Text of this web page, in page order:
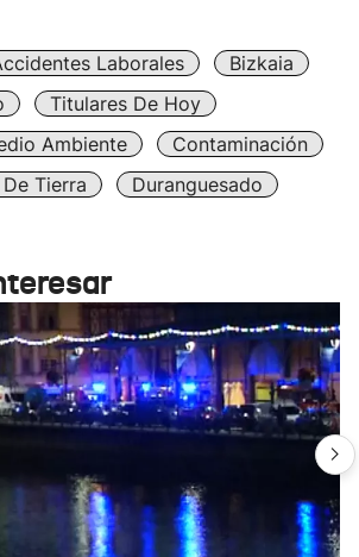
Laborales
Bizkaia
Titulares De Hoy
Ambiente
Contaminación
Tierra
Duranguesado